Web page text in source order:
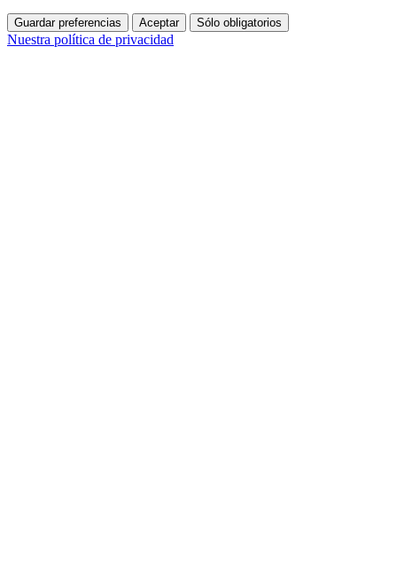
Guardar preferencias Aceptar Sólo obligatorios
Nuestra política de privacidad